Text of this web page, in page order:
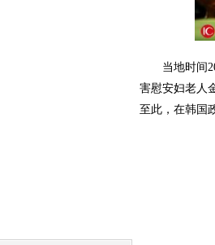
当地时间
害慰安妇老人
至此，在韩国